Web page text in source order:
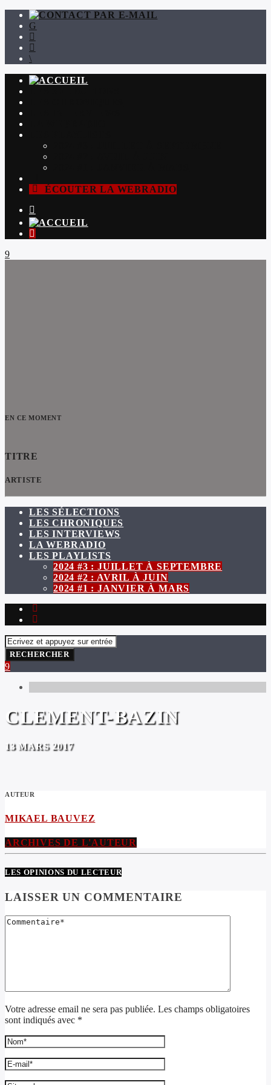
ÉCOUTER LA WEBRADIO
EN CE MOMENT
TITRE
ARTISTE
LES SÉLECTIONS
LES CHRONIQUES
LES INTERVIEWS
LA WEBRADIO
LES PLAYLISTS
2024 #3 : JUILLET À SEPTEMBRE
2024 #2 : AVRIL À JUIN
2024 #1 : JANVIER À MARS
CLEMENT-BAZIN
13 MARS 2017
AUTEUR
MIKAEL BAUVEZ
ARCHIVES DE L'AUTEUR
LES OPINIONS DU LECTEUR
LAISSER UN COMMENTAIRE
Votre adresse email ne sera pas publiée. Les champs obligatoires
sont indiqués avec *